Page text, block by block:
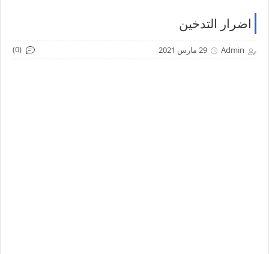
اضرار التدخين
Admin 29 مارس 2021 (0)